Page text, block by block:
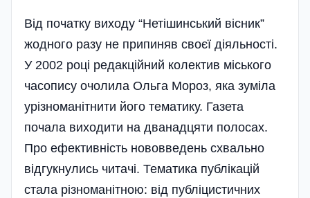
Від початку виходу “Нетішинський вісник”
жодного разу не припиняв своєї діяльності.
У 2002 році редакційний колектив міського
часопису очолила Ольга Мороз, яка зуміла
урізноманітнити його тематику. Газета
почала виходити на дванадцяти полосах.
Про ефективність нововведень схвально
відгукнулись читачі. Тематика публікацій
стала різноманітною: від публіцистичних